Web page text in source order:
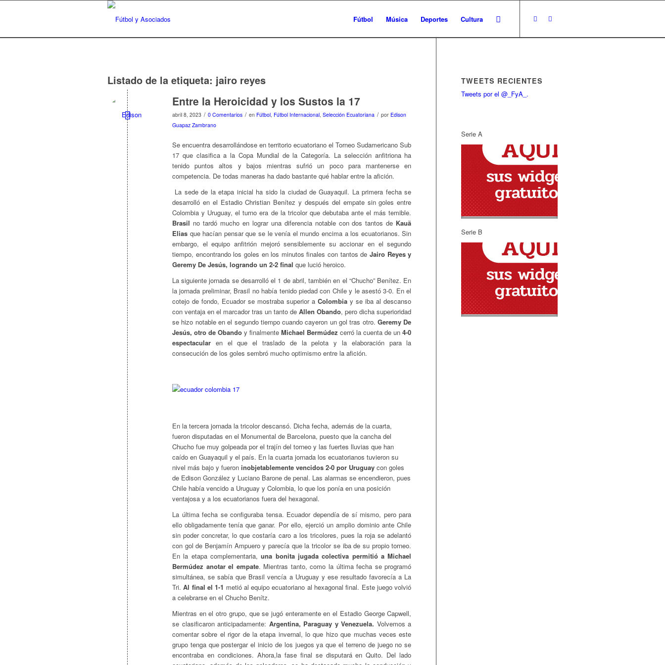
Fútbol Música Deportes Cultura
Listado de la etiqueta: jairo reyes
Entre la Heroicidad y los Sustos la 17
abril 8, 2023 / 0 Comentarios / en Fútbol, Fútbol Internacional, Selección Ecuatoriana / por Edison
Guapaz Zambrano
Se encuentra desarrollándose en territorio ecuatoriano el Torneo Sudamericano Sub
17 que clasifica a la Copa Mundial de la Categoría. La selección anfitriona ha
tenido puntos altos y bajos mientras sufrió un poco para mantenerse en
competencia. De todas maneras ha dado bastante qué hablar entre la afición.
La sede de la etapa inicial ha sido la ciudad de Guayaquil. La primera fecha se
desarrolló en el Estadio Christian Benítez y después del empate sin goles entre
Colombia y Uruguay, el turno era de la tricolor que debutaba ante el más temible.
Brasil no tardó mucho en lograr una diferencia notable con dos tantos de Kauã
Elias que hacían pensar que se le venía el mundo encima a los ecuatorianos. Sin
embargo, el equipo anfitrión mejoró sensiblemente su accionar en el segundo
tiempo, encontrando los goles en los minutos finales con tantos de Jairo Reyes y
Geremy De Jesús, logrando un 2-2 final que lució heroico.
La siguiente jornada se desarrolló el 1 de abril, también en el “Chucho” Benítez. En
la jornada preliminar, Brasil no había tenido piedad con Chile y le asestó 3-0. En el
cotejo de fondo, Ecuador se mostraba superior aColombia y se iba al descanso
con ventaja en el marcador tras un tanto deAllen Obando, pero dicha superioridad
se hizo notable en el segundo tiempo cuando cayeron un gol tras otro. Geremy De
Jesús, otro de Obando y finalmenteMichael Bermúdez cerró la cuenta de un4-0
espectacular en el que el traslado de la pelota y la elaboración para la
consecución de los goles sembró mucho optimismo entre la afición.
En la tercera jornada la tricolor descansó. Dicha fecha, además de la cuarta,
fueron disputadas en el Monumental de Barcelona, puesto que la cancha del
Chucho fue muy golpeada por el trajín del torneo y las fuertes lluvias que han
caído en Guayaquil y el país. En la cuarta jornada los ecuatorianos tuvieron su
nivel más bajo y fueron inobjetablemente vencidos 2-0 por Uruguay con goles
de Edison González y Luciano Barone de penal. Las alarmas se encendieron, pues
Chile había vencido a Uruguay y Colombia, lo que los ponía en una posición
ventajosa y a los ecuatorianos fuera del hexagonal.
La última fecha se configuraba tensa. Ecuador dependía de sí mismo, pero para
ello obligadamente tenía que ganar. Por ello, ejerció un amplio dominio ante Chile
sin poder concretar, lo que costaría caro a los tricolores, pues la roja se adelantó
con gol de Benjamín Ampuero y parecía que la tricolor se iba de su propio torneo.
En la etapa complementaria,una bonita jugada colectiva permitió a Michael
Bermúdez anotar el empate. Mientras tanto, como la última fecha se programó
simultánea, se sabía que Brasil vencía a Uruguay y ese resultado favorecía a La
Tri. Al final el 1-1 metió al equipo ecuatoriano al hexagonal final. Este juego volvió
a celebrarse en el Chucho Benítz.
Mientras en el otro grupo, que se jugó enteramente en el Estadio George Capwell,
se clasificaron anticipadamente: Argentina, Paraguay y Venezuela. Volvemos a
comentar sobre el rigor de la etapa invernal, lo que hizo que muchas veces este
grupo tenga que postergar el inicio de los juegos ya que el terreno de juego no se
encontraba en condiciones. Ahora,la fase final se disputará en Quito. Del lado
TWEETS RECIENTES
Tweets por el @_FyA_.
Serie A
Serie B